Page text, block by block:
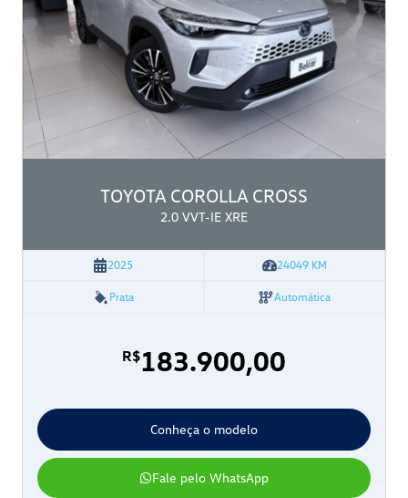
TOYOTA COROLLA CROSS
2.0 VVT-IE XRE
2025 24049KM
Prata Automática
R$183.900,00
Conheça o modelo
Fale pelo WhatsApp